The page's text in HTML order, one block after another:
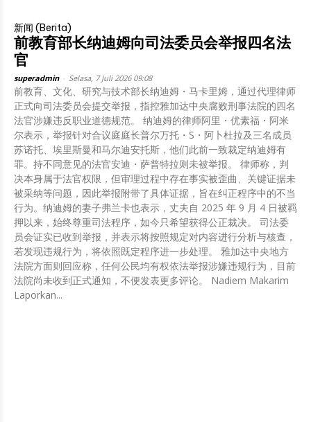
新闻 (Berita)
前教育部长纳迪姆向司法委员会举报四名法
官
superadmin Selasa, 7 Juli 2026 09:08
前教育、文化、研究与技术部长纳迪姆・马卡里姆，通过代理律师
正式向司法委员会提交举报，指控雅加达中央腐败刑事法院的四名
法官涉嫌违反职业道德规范。 纳迪姆的律师阿里・优素福・阿米
尔表示，举报针对合议庭庭长普尔万托・S・阿卜杜拉及三名成员
苏诺托、埃里斯曼和马尔迪安托斯，他们此前一致裁定纳迪姆有
罪。持不同意见的法官安迪・萨普特拉则未被举报。 律师称，判
决本身属于法官权限，但审理过程中存在事实被歪曲、关键证据未
被采纳等问题，因此举报附带了具体证据，旨在纠正程序中的不当
行为。纳迪姆的妻子弗兰卡也表示，丈夫自 2025 年 9 月 4 日被羁
押以来，始终尊重司法程序，如今只希望获得公正裁决。 司法委
员会证实已收到举报，并表示将按照规定对内容进行分析与核查，
若发现违规行为，将依照既定程序进一步处理。 雅加达中央地方
法院方面则回应称，任何公民均有权依法举报涉嫌违规行为，目前
法院尚未收到正式通知，不便发表更多评论。 Nadiem Makarim
Laporkan...